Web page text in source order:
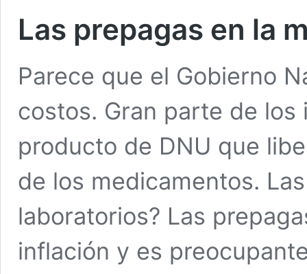
Las prepagas en la
Parece que el Gobierno
costos. Gran parte de
producto de DNU que
de los medicamentos.
laboratorios? Las
inflación y es